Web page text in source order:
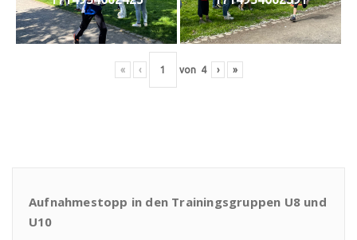
« ‹ von 4 › »
Aufnahmestopp in den Trainingsgruppen U8 und
U10